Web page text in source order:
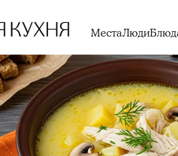
МестаЛюди